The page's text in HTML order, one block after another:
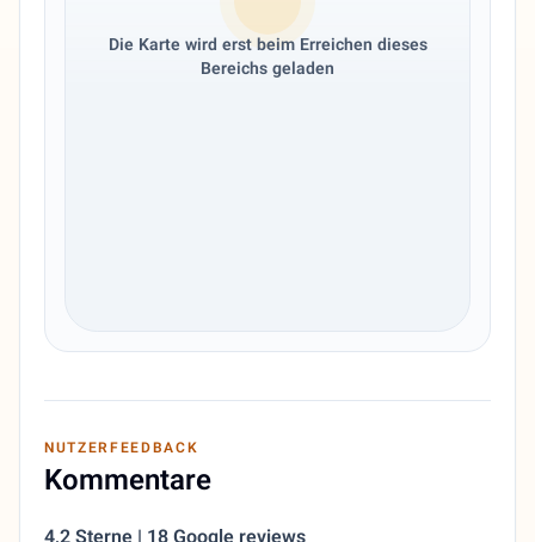
Die Karte wird erst beim Erreichen dieses
Bereichs geladen
NUTZERFEEDBACK
Kommentare